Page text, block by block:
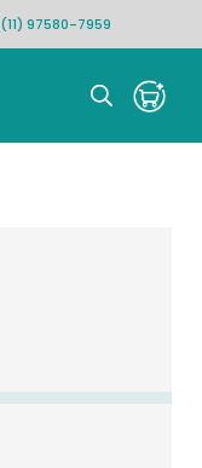
(11) 97580-7959